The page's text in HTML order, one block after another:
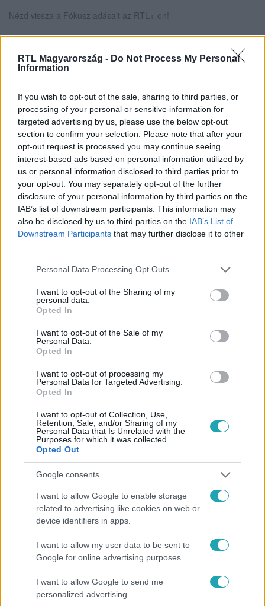
RTL Magyarország - Do Not Process My Personal
Information
If you wish to opt-out of the sale, sharing to third parties, or
processing of your personal or sensitive information for
targeted advertising by us, please use the below opt-out
section to confirm your selection. Please note that after your
opt-out request is processed you may continue seeing
interest-based ads based on personal information utilized by
us or personal information disclosed to third parties prior to
your opt-out. You may separately opt-out of the further
disclosure of your personal information by third parties on the
IAB’s list of downstream participants. This information may
also be disclosed by us to third parties on the IAB’s List of
Downstream Participants that may further disclose it to other
Please note that this website/app uses one or more Google
not limited to your visit or usage behaviour. You may click to
grant or deny consent to Google and its third-party tags to
use your data for below specified purposes in below Google
consent section.
Personal Data Processing Opt Outs
I want to opt-out of the Sharing of my
personal data.
Opted In
I want to opt-out of the Sale of my
Personal Data.
Opted In
I want to opt-out of processing my
Personal Data for Targeted Advertising.
Opted In
I want to opt-out of Collection, Use,
Retention, Sale, and/or Sharing of my
Personal Data that Is Unrelated with the
Purposes for which it was collected.
Opted Out
Google consents
I want to allow Google to enable storage
related to advertising like cookies on web or
device identifiers in apps.
I want to allow my user data to be sent to
Google for online advertising purposes.
I want to allow Google to send me
personalized advertising.
Nézd vissza a Fókusz adásait az RTL+-on!
Itt állítsd be, hogy az RTL.hu az elsők között
Kövess minket, és értesülj a friss hírekről a
BOLDOGSÁG FINNORSZÁG #DÁNIA IZLAND
Népszerű